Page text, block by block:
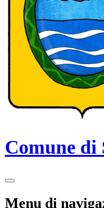
Comune di
Menu di